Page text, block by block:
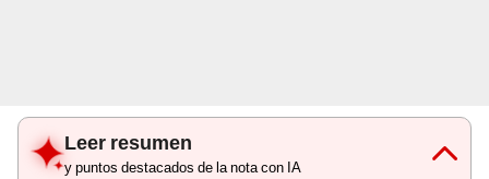
Leer resumen
y puntos destacados de la nota con IA